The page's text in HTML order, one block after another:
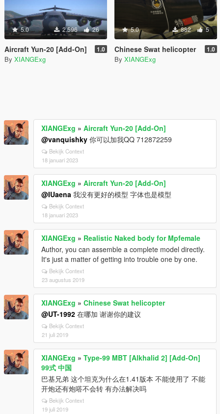
5.0 2.596 26
Aircraft Yun-20 [Add-On] 1.0
By XIANGExg
5.0 882 5
Chinese Swat helicopter 1.0
By XIANGExg
XIANGExg » Aircraft Yun-20 [Add-On]
@vanquishky 你可以加我QQ 712872259
Bekijk Context
18 januari 2023
XIANGExg » Aircraft Yun-20 [Add-On]
@IUaena 我没有更好的模型 字体也是模型
Bekijk Context
18 januari 2023
XIANGExg » Realistic Naked body for Mpfemale
Author, you can assemble a complete model directly.
It's just a matter of getting into trouble one by one.
Bekijk Context
23 augustus 2019
XIANGExg » Chinese Swat helicopter
@UT-1992 在哪加 谢谢你的建议
Bekijk Context
21 juli 2019
XIANGExg » Type-99 MBT [Alkhalid 2] [Add-On]
99式 中国
巴基兄弟 这个坦克为什么在1.41版本 不能使用了 不能
开炮还有炮嗒不会转 有办法解决吗
Bekijk Context
19 juli 2019